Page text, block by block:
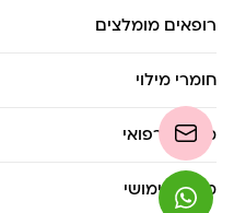
רופאים מומלצים
חומרי מילוי
מכשור רפואי
מידע שימושי